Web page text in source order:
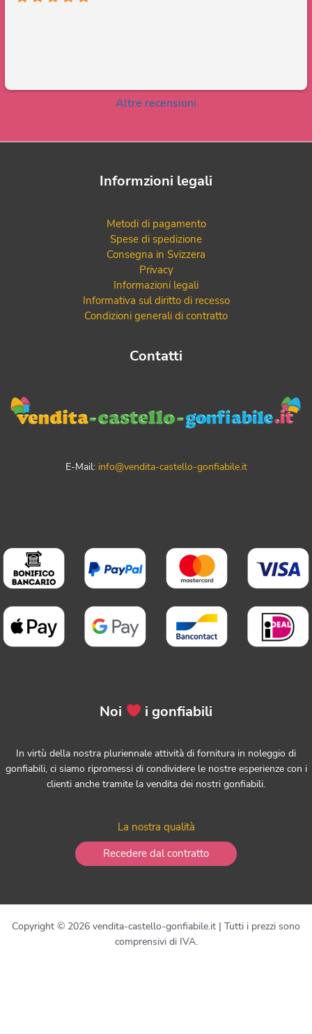
Altre recensioni
Informzioni legali
Metodi di pagamento
Spese di spedizione
Consegna in Svizzera
Privacy
Informazioni legali
Informativa sul diritto di recesso
Condizioni generali di contratto
Contatti
E-Mail: info@vendita-castello-gonfiabile.it
Noi i gonfiabili
In virtù della nostra pluriennale attività di fornitura in noleggio di
gonfiabili, ci siamo ripromessi di condividere le nostre esperienze con i
clienti anche tramite la vendita dei nostri gonfiabili.
La nostra qualità
Recedere dal contratto
Copyright © 2026 vendita-castello-gonfiabile.it | Tutti i prezzi sono
comprensivi di IVA.